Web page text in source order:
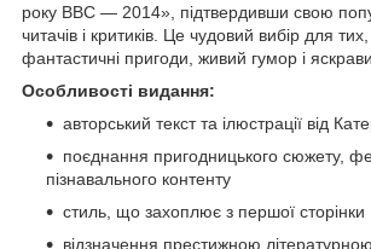
року ВВС — 2014», підтвердивши свою
читачів і критиків. Це чудовий вибір для
фантастичні пригоди, живий гумор і
Особливості видання:
авторський текст та ілюстрації від
поєднання пригодницького сюжету,
пізнавального контенту
стиль, що захоплює з першої сторінки
відзначення престижною